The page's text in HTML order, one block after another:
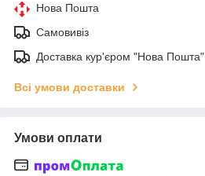
Нова Пошта
Самовивіз
Доставка кур'єром "Нова Пошта"
Всі умови доставки
Умови оплати